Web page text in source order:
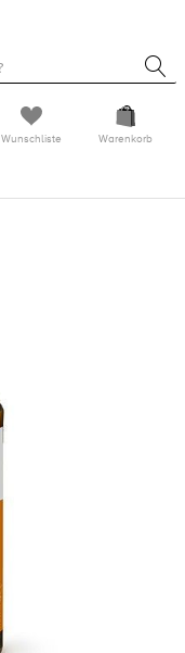
Wunschliste Warenkorb